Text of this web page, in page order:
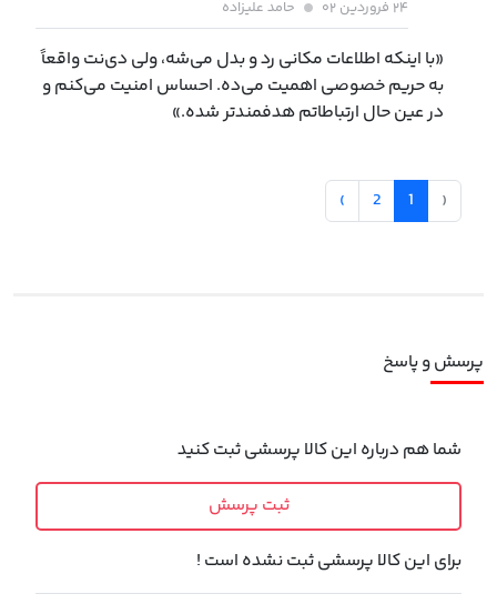
۲۴ فروردین ۰۲ حامد علیزاده
«با اینکه اطلاعات مکانی رد و بدل می‌شه، ولی دی‌نت واقعاً
به حریم خصوصی اهمیت می‌ده. احساس امنیت می‌کنم و
در عین حال ارتباطاتم هدفمندتر شده.»
‹
1
2
›
پرسش و پاسخ
شما هم درباره این کالا پرسشی ثبت کنید
ثبت پرسش
برای این کالا پرسشی ثبت نشده است !